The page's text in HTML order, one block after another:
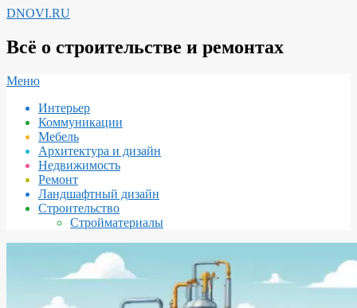
Перейти
содержимому
DNOVI.RU
Всё о строительстве и ремонтах
Вторичное
навигации
Меню
Интерьер
Коммуникации
Мебель
Архитектура и дизайн
Недвижимость
Ремонт
Ландшафтный дизайн
Строительство
Стройматериалы